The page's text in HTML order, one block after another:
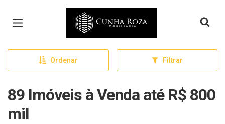
Página inicial
Ordenar Filtrar
89 Imóveis à Venda até R$ 800
mil